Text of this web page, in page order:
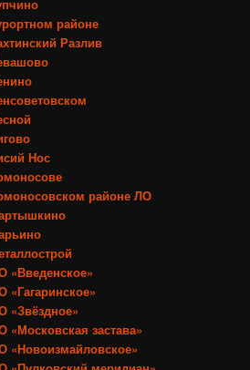
районе
Разлив
Нос
районе ЛО
«Введенское»
«Звёздное»
застава»
«Новоизмайловское»